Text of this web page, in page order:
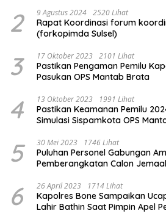
2 9 Agustus 2024 2520 Lihat
Rapat Koordinasi forum
(forkopimda Sulsel)
3 17 Oktober 2023 2101 Lihat
Pastikan Pengaman Pemilu
Pasukan OPS Mantab Brata
4 13 Oktober 2023 1991 Lihat
Pastikan Keamanan Pemilu 2024 Polres Bone
Simulasi Sispamkota OPS
5 30 Mei 2023 1746 Lihat
Puluhan Personel Gabungan
Pemberangkatan Calon
6 26 April 2023 1714 Lihat
Kapolres Bone Sampaikan
Lahir Bathin Saat Pimpin Apel Perdana Pasca Libur